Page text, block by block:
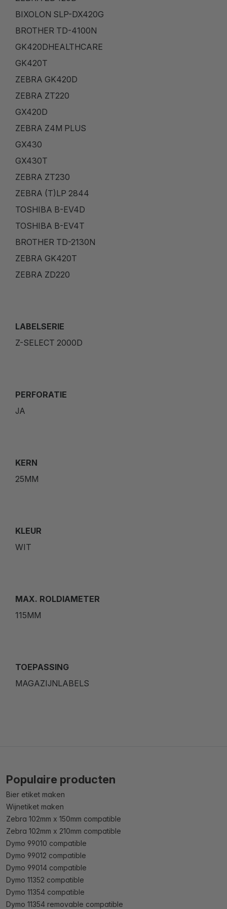
BIXOLON SLP-DX420G
BROTHER TD-4100N
GK420DHEALTHCARE
GK420T
ZEBRA GK420D
ZEBRA ZT220
GX420D
ZEBRA Z4M PLUS
GX430
GX430T
ZEBRA ZT230
ZEBRA (T)LP 2844
TOSHIBA B-EV4D
TOSHIBA B-EV4T
BROTHER TD-2130N
ZEBRA GK420T
ZEBRA ZD220
LABELSERIE
Z-SELECT 2000D
PERFORATIE
JA
KERN
25MM
KLEUR
WIT
MAX. ROLDIAMETER
115MM
TOEPASSING
MAGAZIJNLABELS
Populaire producten
Bier etiket maken
Wijnetiket maken
Zebra 102mm x 150mm compatible
Zebra 102mm x 210mm compatible
Dymo 99010 compatible
Dymo 99012 compatible
Dymo 99014 compatible
Dymo 11352 compatible
Dymo 11354 compatible
Dymo 11354 removable compatible